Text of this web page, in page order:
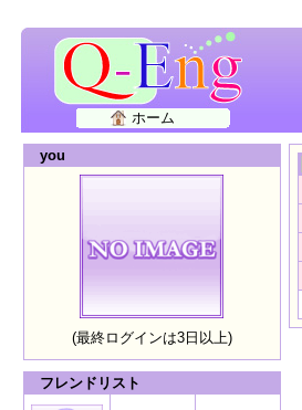
ホーム
you
(最終ログインは3日以上)
フレンドリスト